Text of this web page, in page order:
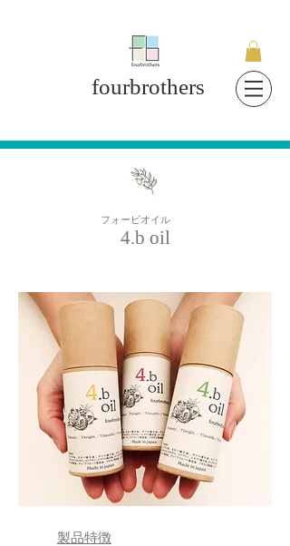
fourbrothers
フォービオイル
4.b oil
​製品特徴